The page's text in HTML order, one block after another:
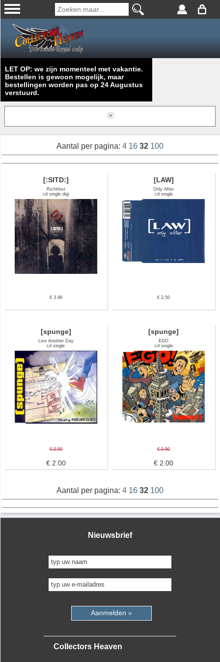
LET OP: we zijn momenteel met vakantie.
Bestellen is gewoon mogelijk, maar
bestellingen worden pas op 24 Augustus
verstuurd.
Aantal per pagina: 4 16 32 100
[:SITD:]
Richtfest
cd single digi
€ 3.99
[LAW]
Only After
cd single
€ 2.50
[spunge]
Live Another Day
cd single
€ 2.50
€ 2.00
[spunge]
EGO
cd single
€ 2.50
€ 2.00
Aantal per pagina: 4 16 32 100
Nieuwsbrief
Aanmelden »
Collectors Heaven